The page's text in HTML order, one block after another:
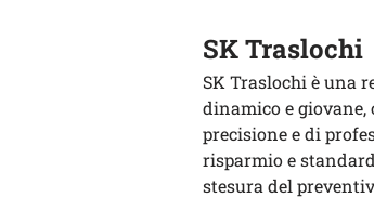
SK Traslochi
SK Traslochi è una
dinamico e
precisione e di
risparmio e
stesura del